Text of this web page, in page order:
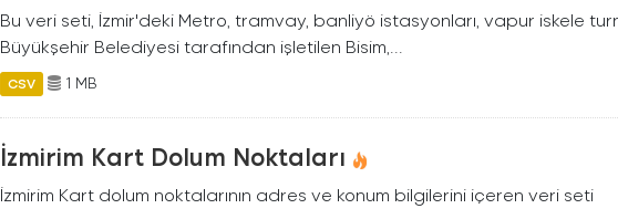
Bu veri seti, İzmir'deki Metro, tramvay, banliyö istasyonları, vapur iskele
Büyükşehir Belediyesi tarafından işletilen Bisim,...
CSV 1 MB
İzmirim Kart Dolum Noktaları
İzmirim Kart dolum noktalarının adres ve konum bilgilerini içeren veri seti